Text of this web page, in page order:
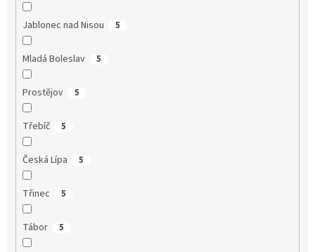
Jablonec nad Nisou 5
Mladá Boleslav 5
Prostějov 5
Třebíč 5
Česká Lípa 5
Třinec 5
Tábor 5